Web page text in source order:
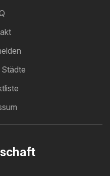
Städte